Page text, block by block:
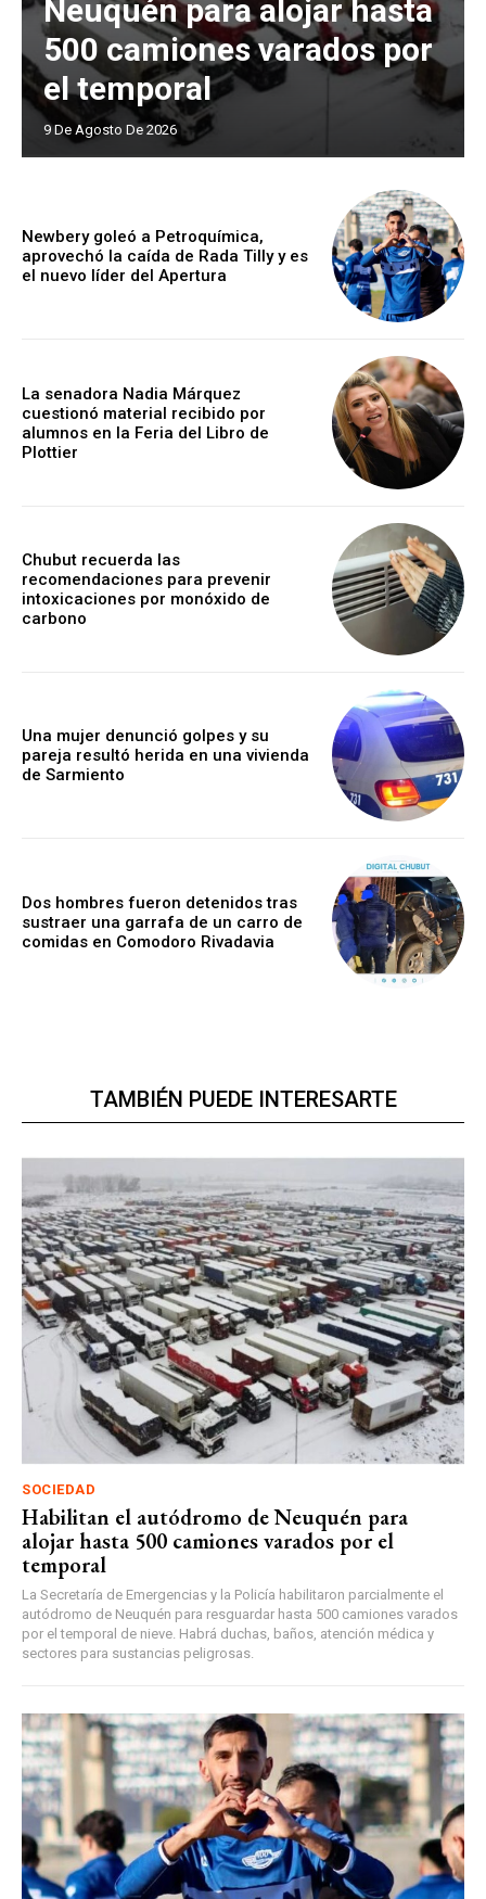
Neuquén para alojar hasta
500 camiones varados por
el temporal
9 De Agosto De 2026
Newbery goleó a Petroquímica,
aprovechó la caída de Rada Tilly y es
el nuevo líder del Apertura
La senadora Nadia Márquez
cuestionó material recibido por
alumnos en la Feria del Libro de
Plottier
Chubut recuerda las
recomendaciones para prevenir
intoxicaciones por monóxido de
carbono
Una mujer denunció golpes y su
pareja resultó herida en una vivienda
de Sarmiento
Dos hombres fueron detenidos tras
sustraer una garrafa de un carro de
comidas en Comodoro Rivadavia
TAMBIÉN PUEDE INTERESARTE
SOCIEDAD
Habilitan el autódromo de Neuquén para
alojar hasta 500 camiones varados por el
temporal
La Secretaría de Emergencias y la Policía habilitaron parcialmente el
autódromo de Neuquén para resguardar hasta 500 camiones varados
por el temporal de nieve. Habrá duchas, baños, atención médica y
sectores para sustancias peligrosas.